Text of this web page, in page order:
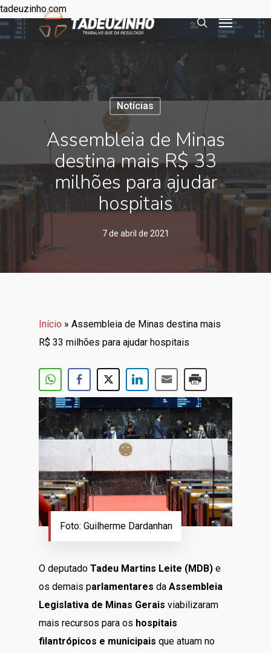
tadeuzinho.com
Notícias
Assembleia de Minas
destina mais R$ 33
milhões para ajudar
hospitais
7 de abril de 2021
Início » Assembleia de Minas destina mais
R$ 33 milhões para ajudar hospitais
Foto: Guilherme Dardanhan
O deputado Tadeu Martins Leite (MDB) e
os demais parlamentares da Assembleia
Legislativa de Minas Gerais viabilizaram
mais recursos para os hospitais
filantrópicos e municipais que atuam no